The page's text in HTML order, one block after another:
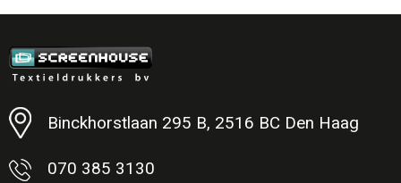
Minimale afname: 1
Binckhorstlaan 295 B, 2516 BC Den Haag
070 385 3130